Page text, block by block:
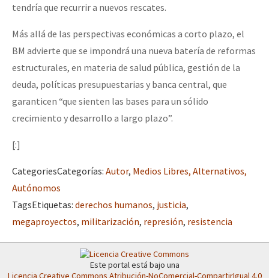
tendría que recurrir a nuevos rescates.
Más allá de las perspectivas económicas a corto plazo, el
BM advierte que se impondrá una nueva batería de reformas
estructurales, en materia de salud pública, gestión de la
deuda, políticas presupuestarias y banca central, que
garanticen “que sienten las bases para un sólido
crecimiento y desarrollo a largo plazo”.
[:]
CategoriesCategorías: Autor, Medios Libres, Alternativos,
Autónomos
TagsEtiquetas: derechos humanos, justicia,
megaproyectos, militarización, represión, resistencia
Este portal está bajo una
Licencia Creative Commons Atribución-NoComercial-CompartirIgual 4.0